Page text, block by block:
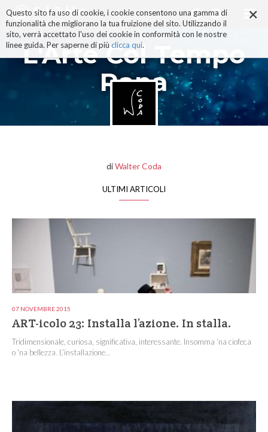
×
Questo sito fa uso di cookie, i cookie consentono una gamma di
funzionalità che migliorano la tua fruizione del sito. Utilizzando il
sito, verrà accettato l'uso dei cookie in conformità con le nostre
linee guida. Per saperne di più clicca qui.
ai
contenuti.
|
alla
navigazione
L'Arte Col Tempo
Rana
diWalter Coda
ULTIMI ARTICOLI
07 NOVEMBRE 2015
ART-icolo 23: Installa l’azione. In stalla.
Tridimensionale, curiosa, significativa, interessante. Insomma ‘na ciofeca
o ‘na bellezza. L’installazione...